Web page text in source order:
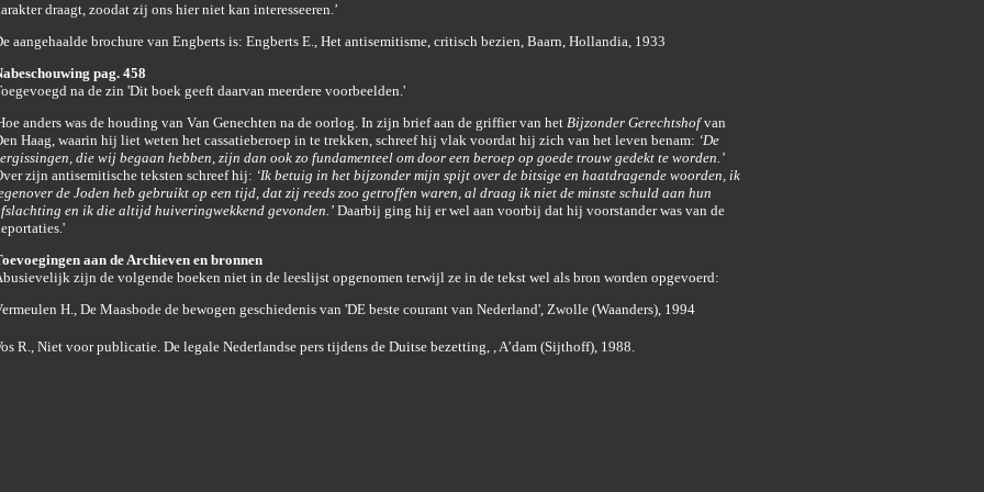
draagt, zoodat zij ons hier niet kan interesseeren.’
aangehaalde brochure van Engberts is: Engberts E., Het antisemitisme, critisch bezien, Baarn, Hollandia, 1933
pag. 458
na de zin 'Dit boek geeft daarvan meerdere voorbeelden.'
anders was de houding van Van Genechten na de oorlog. In zijn brief aan de griffier van het Bijzonder Gerechtshofvan
Haag, waarin hij liet weten het cassatieberoep in te trekken, schreef hij vlak voordat hij zich van het leven benam: ‘De
die wij begaan hebben, zijn dan ook zo fundamenteel om door een beroep op goede trouw gedekt te worden.’
zijn antisemitische teksten schreef hij: ‘Ik betuig in het bijzonder mijn spijt over de bitsige en haatdragende woorden, ik
de Joden heb gebruikt op een tijd, dat zij reeds zoo getroffen waren, al draag ik niet de minste schuld aan hun
en ik die altijd huiveringwekkend gevonden.’Daarbij ging hij er wel aan voorbij dat hij voorstander was van de
aan de Archieven en bronnen
zijn de volgende boeken niet in de leeslijst opgenomen terwijl ze in de tekst wel als bron worden opgevoerd:
H., De Maasbode de bewogen geschiedenis van 'DE beste courant van Nederland', Zwolle (Waanders), 1994
R., Niet voor publicatie. De legale Nederlandse pers tijdens de Duitse bezetting, , A’dam (Sijthoff), 1988.